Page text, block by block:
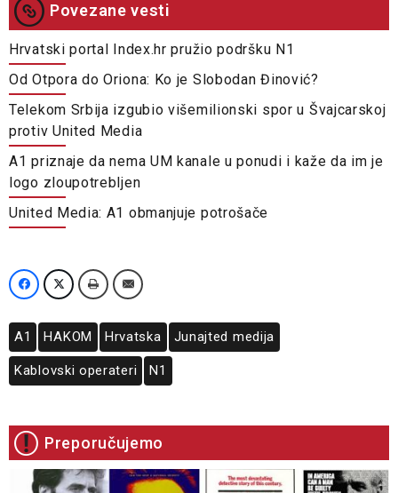
Povezane vesti
Hrvatski portal Index.hr pružio podršku N1
Od Otpora do Oriona: Ko je Slobodan Đinović?
Telekom Srbija izgubio višemilionski spor u Švajcarskoj
protiv United Media
A1 priznaje da nema UM kanale u ponudi i kaže da im je
logo zloupotrebljen
United Media: A1 obmanjuje potrošače
A1 HAKOM Hrvatska Junajted medija
Kablovski operateri N1
Preporučujemo